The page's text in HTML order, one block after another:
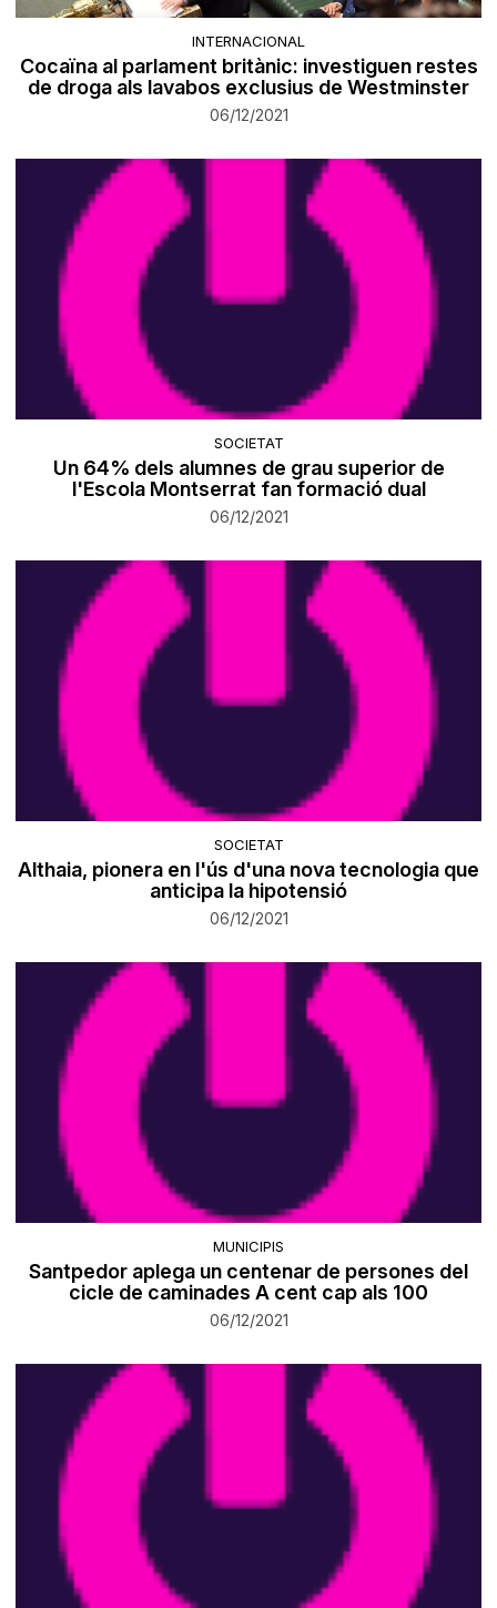
INTERNACIONAL
Cocaïna al parlament britànic: investiguen restes
de droga als lavabos exclusius de Westminster
06/12/2021
SOCIETAT
Un 64% dels alumnes de grau superior de
l'Escola Montserrat fan formació dual
06/12/2021
SOCIETAT
Althaia, pionera en l'ús d'una nova tecnologia que
anticipa la hipotensió
06/12/2021
MUNICIPIS
Santpedor aplega un centenar de persones del
cicle de caminades A cent cap als 100
06/12/2021